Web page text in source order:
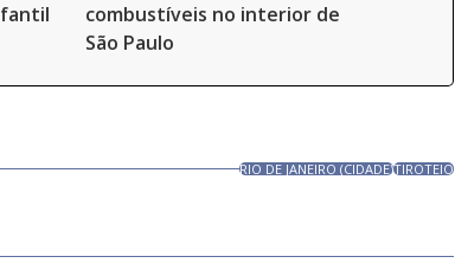
combustíveis no interior de
São Paulo
RIO DE JANEIRO (CIDADE)TIROTEIO